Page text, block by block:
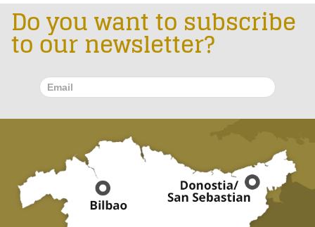
Do you want to subscribe
to our newsletter?